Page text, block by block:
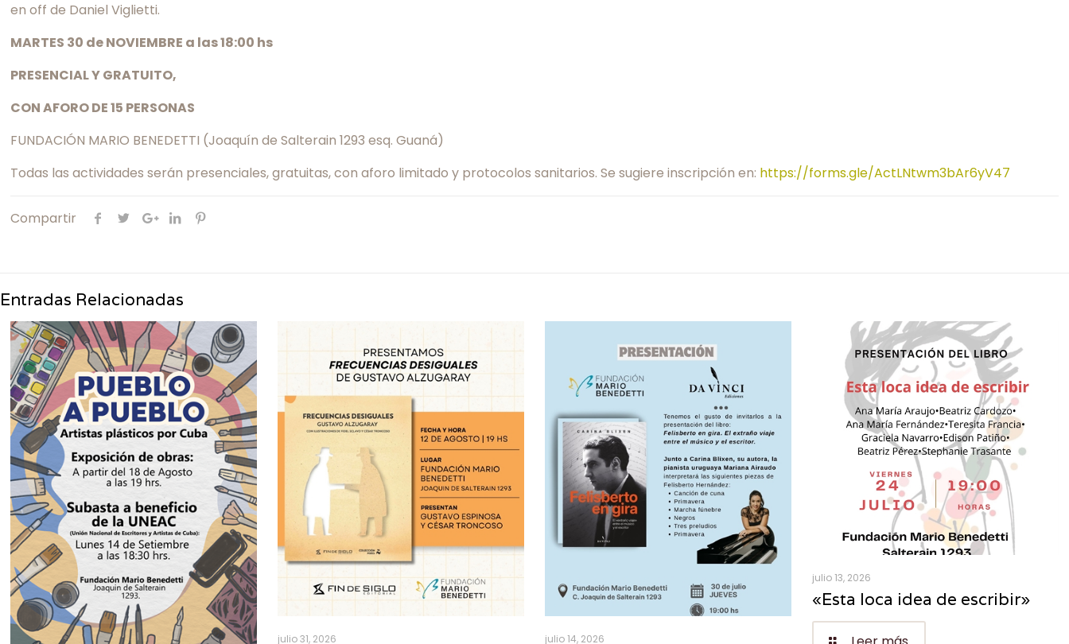
en off de Daniel Viglietti.
MARTES 30 de NOVIEMBRE a las 18:00 hs
PRESENCIAL Y GRATUITO,
CON AFORO DE 15 PERSONAS
FUNDACIÓN MARIO BENEDETTI (Joaquín de Salterain 1293 esq. Guaná)
Todas las actividades serán presenciales, gratuitas, con aforo limitado y protocolos sanitarios. Se sugiere inscripción en: https://forms.gle/ActLNtwm3bAr6yV47
Compartir
Entradas Relacionadas
julio 31, 2026 julio 14, 2026
julio 13, 2026
«Esta loca idea de escribir»